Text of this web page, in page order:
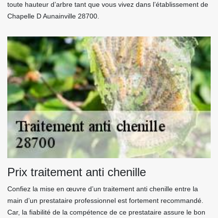
toute hauteur d’arbre tant que vous vivez dans l’établissement de
Chapelle D Aunainville 28700.
Prix traitement anti chenille
Confiez la mise en œuvre d’un traitement anti chenille entre la
main d’un prestataire professionnel est fortement recommandé.
Car, la fiabilité de la compétence de ce prestataire assure le bon